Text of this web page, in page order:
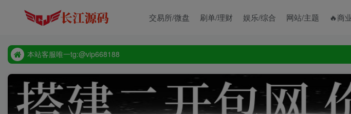
交易所/微盘 刷单/理财 娱乐/综合 网站/主题 🔥商
本站客服唯一tg:@vip668188
本站客服唯一tg:@vip668188